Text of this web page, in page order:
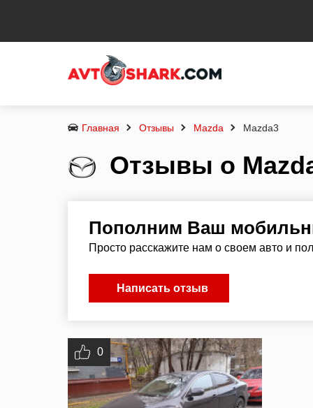
Главная Отзывы Mazda Mazda3
Отзывы о
Пополним Ваш
Просто расскажите нам о своем авто и
Написать отзыв
0